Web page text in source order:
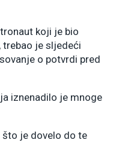
koji je bio
trebao je sljedeći
o potvrdi pred
iznenadilo je mnoge
što je dovelo do te